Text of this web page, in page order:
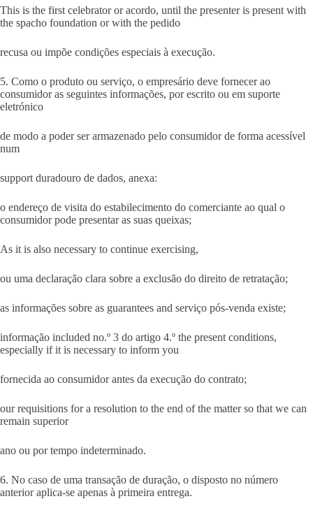
This is the first celebrator or acordo, until the presenter is present with
the spacho foundation or with the pedido
recusa ou impõe condições especiais à execução.
5. Como o produto ou serviço, o empresário deve fornecer ao
consumidor as seguintes informações, por escrito ou em suporte
eletrónico
de modo a poder ser armazenado pelo consumidor de forma acessível
num
support duradouro de dados, anexa:
o endereço de visita do estabilecimento do comerciante ao qual o
consumidor pode presentar as suas queixas;
As it is also necessary to continue exercising,
ou uma declaração clara sobre a exclusão do direito de retratação;
as informações sobre as guarantees and serviço pós-venda existe;
informação included no.º 3 do artigo 4.º the present conditions,
especially if it is necessary to inform you
fornecida ao consumidor antes da execução do contrato;
our requisitions for a resolution to the end of the matter so that we can
remain superior
ano ou por tempo indeterminado.
6. No caso de uma transação de duração, o disposto no número
anterior aplica-se apenas à primeira entrega.